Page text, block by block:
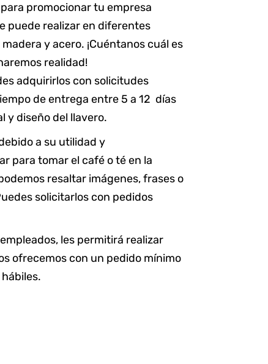
promocionar tu empresa
puede realizar en diferentes
y acero. ¡Cuéntanos cuál es
realidad!
adquirirlos con solicitudes
de entrega entre 5 a 12 días
y diseño del llavero.
a su utilidad y
para tomar el café o té en la
resaltar imágenes, frases o
solicitarlos con pedidos
les permitirá realizar
ofrecemos con un pedido mínimo